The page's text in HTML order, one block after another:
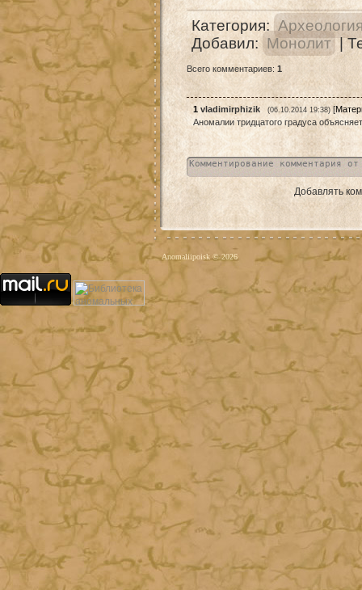
Категория:
Добавил: Монолит |
Всего комментариев: 1
1 vladimirphizik (06.10.2014 19:38) [
Аномалии тридцатого градуса
Добавлять
Anomaliipoisk © 2026